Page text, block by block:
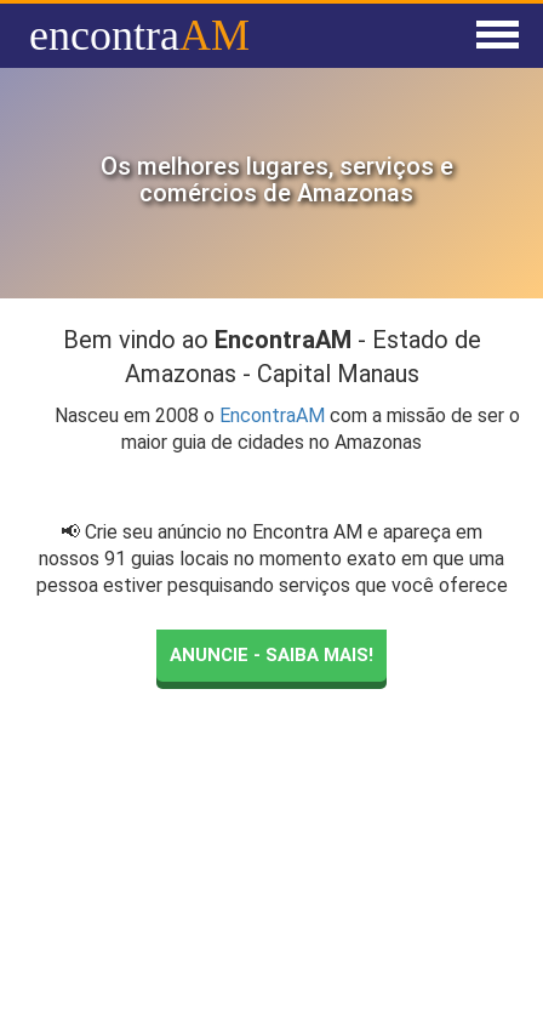
encontraAM
Os melhores lugares, serviços e
comércios de Amazonas
Bem vindo ao EncontraAM - Estado de
Amazonas - Capital Manaus
Nasceu em 2008 o EncontraAMcom a missão de ser o
maior guia de cidades no Amazonas
📢 Crie seu anúncio no Encontra AM e apareça em
nossos 91 guias locais no momento exato em que uma
pessoa estiver pesquisando serviços que você oferece
ANUNCIE - SAIBA MAIS!